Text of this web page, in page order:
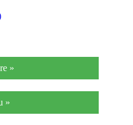
»
»